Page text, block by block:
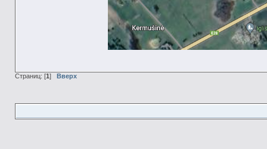
Страниц: [1 ] Вверх